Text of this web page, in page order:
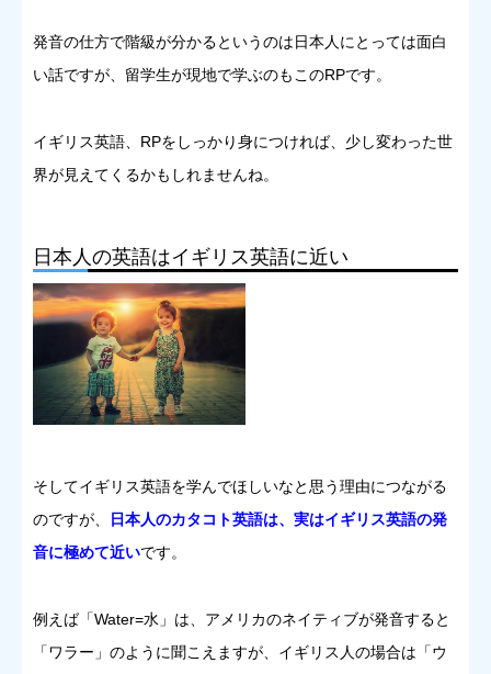
発音の仕方で階級が分かるというのは日本人にとっては面白
い話ですが、留学生が現地で学ぶのもこのRPです。
イギリス英語、RPをしっかり身につければ、少し変わった世
界が見えてくるかもしれませんね。
日本人の英語はイギリス英語に近い
そしてイギリス英語を学んでほしいなと思う理由につながる
のですが、
日本人のカタコト英語は、実はイギリス英語の発
音に極めて近いです。
例えば「Water=水」は、アメリカのネイティブが発音すると
「ワラー」のように聞こえますが、イギリス人の場合は「ウ